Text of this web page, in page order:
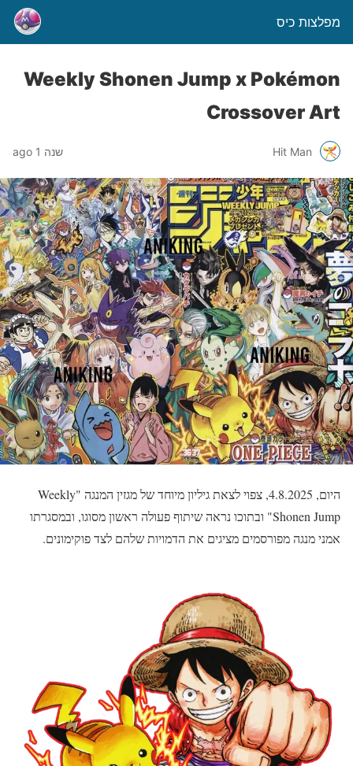
מפלצות כיס
Weekly Shonen Jump x Pokémon
Crossover Art
Hit Man שנה 1 ago
היום, 4.8.2025, צפוי לצאת גיליון מיוחד של מגזין המנגה "Weekly
Shonen Jump" ובתוכו נראה שיתוף פעולה ראשון מסוגו, ובמסגרתו
אמני מנגה מפורסמים מציגים את הדמויות שלהם לצד פוקימונים.